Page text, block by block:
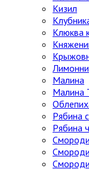
Кизил
Клюква
Малина
Малина
Рябина
Рябина